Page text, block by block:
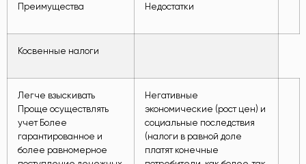
Преимущества Недостатки
Косвенные налоги
Легче взыскивать
Проще осуществлять
учет Более
гарантированное и
более равномерное
Негативные
экономические (рост цен) и
социальные последствия
(налоги в равной доле
платят конечные